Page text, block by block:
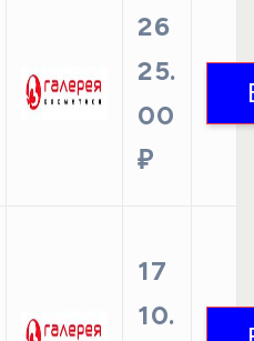
26
25.
00
₽
17
10.